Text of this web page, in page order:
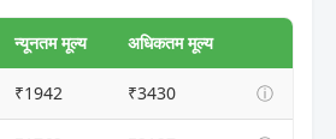
न्यूनतम मूल्य अधिकतम मूल्य
₹1942 ₹3430 ⓘ